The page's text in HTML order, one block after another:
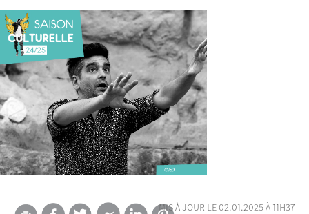
mis à jour le 02.01.2025 à 11h37